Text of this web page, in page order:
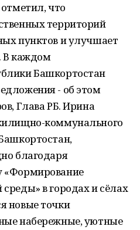
что
территорий
пунктов и улучшает
В каждом
Башкортостан
- об этом
Глава РБ. Ирина
коммунального
благодаря
«Формирование
в городах и сёлах
новые точки
набережные, уютные